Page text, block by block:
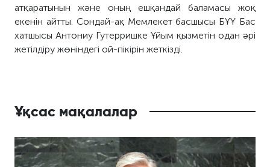
атқаратынын және оның ешқандай баламасы жоқ
екенін айтты. Сондай-ақ Мемлекет басшысы БҰҰ Бас
хатшысы Антониу Гутерришке Ұйым қызметін одан әрі
жетілдіру жөніндегі ой-пікірін жеткізді.
Ұқсас мақалалар